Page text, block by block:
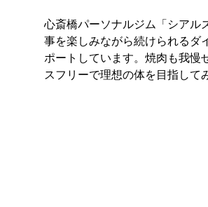
心斎橋パーソナルジム「シアル
事を楽しみながら続けられるダ
ポートしています。焼肉も我慢
スフリーで理想の体を目指して